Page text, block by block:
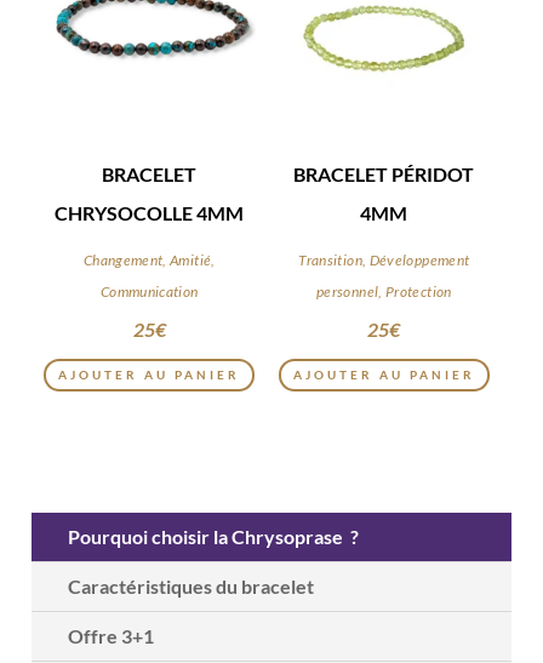
BRACELET
CHRYSOCOLLE 4MM
Changement, Amitié,
Communication
25€
AJOUTER AU PANIER
BRACELET PÉRIDOT
4MM
Transition, Développement
personnel, Protection
25€
AJOUTER AU PANIER
Pourquoi choisir la Chrysoprase ?
Caractéristiques du bracelet
Offre 3+1